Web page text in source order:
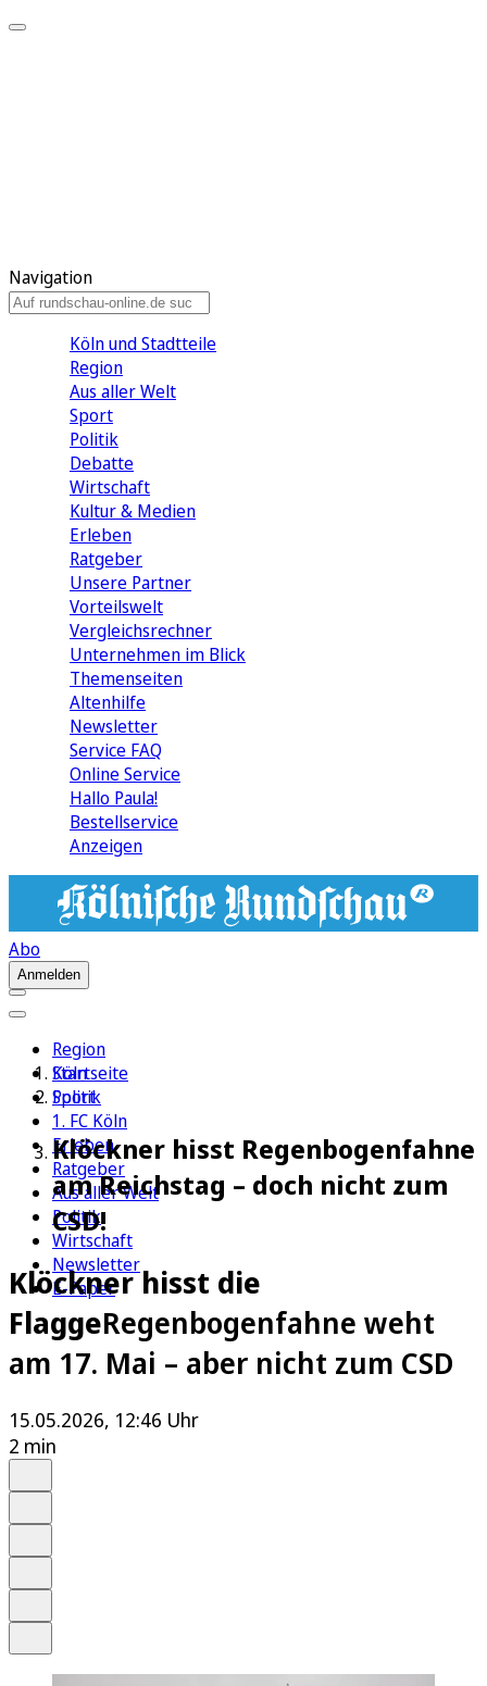
Navigation
Köln und Stadtteile
Region
Aus aller Welt
Sport
Politik
Debatte
Wirtschaft
Kultur & Medien
Erleben
Ratgeber
Unsere Partner
Vorteilswelt
Vergleichsrechner
Unternehmen im Blick
Themenseiten
Altenhilfe
Newsletter
Service FAQ
Online Service
Hallo Paula!
Bestellservice
Anzeigen
Abo
Anmelden
Region
Köln
Sport
1. FC Köln
Erleben
Ratgeber
Aus aller Welt
Politik
Wirtschaft
Newsletter
E-Paper
Startseite
Politik
Klöckner hisst Regenbogenfahne
am Reichstag – doch nicht zum
CSD!
Klöckner hisst die
FlaggeRegenbogenfahne weht
am 17. Mai – aber nicht zum CSD
15.05.2026, 12:46 Uhr
2 min